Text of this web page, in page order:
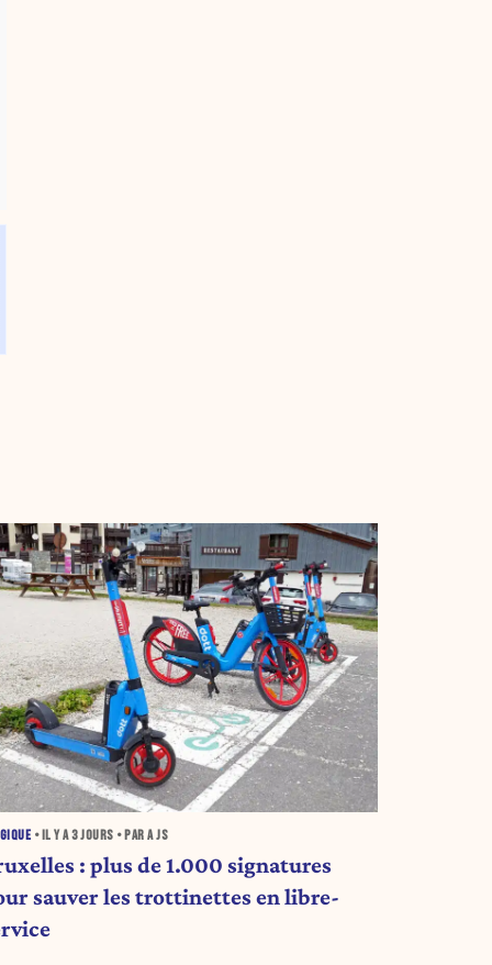
• IL Y A3 JOURS • PAR A JS
: plus de 1.000 signatures
sauver les trottinettes en libre-